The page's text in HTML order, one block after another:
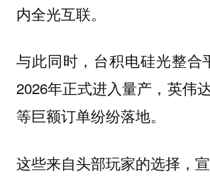
内全光互联。
与此同时，台积电硅光整合
2026年正式进入量产，英伟
等巨额订单纷纷落地。
这些来自头部玩家的选择，